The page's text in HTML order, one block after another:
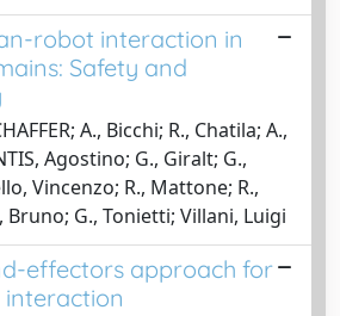
robot interaction in
Safety and
A., Bicchi; R., Chatila; A.,
Agostino; G., Giralt; G.,
Vincenzo; R., Mattone; R.,
Bruno; G., Tonietti; Villani, Luigi
effectors approach for